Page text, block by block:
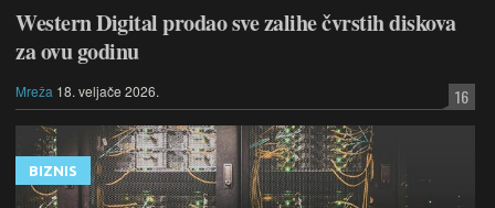
Western Digital prodao sve zalihe čvrstih diskova
za ovu godinu
Mreža 18. veljače 2026. 16
BIZNIS